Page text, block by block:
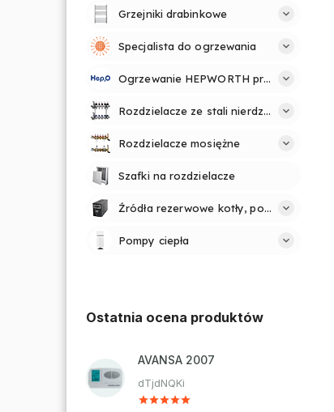
Grzejniki drabinkowe
Specjalista do ogrzewania
Ogrzewanie HEPWORTH profesjonalnie i prosto
Rozdzielacze ze stali nierdzewnej
Rozdzielacze mosiężne
Szafki na rozdzielacze
Źródła rezerwowe kotły, pompy
Pompy ciepła
Ostatnia ocena produktów
AVANSA 2007
dTjdNQKi